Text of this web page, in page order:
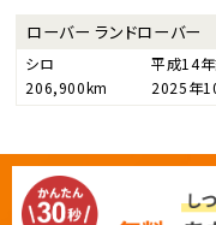
ローバー ランドローバー
シロ 平成14
206,900km
2025年